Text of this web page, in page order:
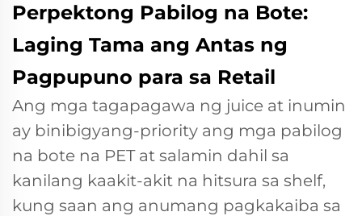
Perpektong Pabilog na Bote:
Laging Tama ang Antas ng
Pagpupuno para sa Retail
Ang mga tagapagawa ng juice at inumin
ay binibigyang-priority ang mga pabilog
na bote na PET at salamin dahil sa
kanilang kaakit-akit na hitsura sa shelf,
kung saan ang anumang pagkakaiba sa